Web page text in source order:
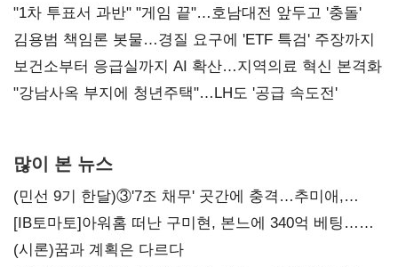
불복'
"1차 투표서 과반" "게임 끝"…호남대전 앞두고 '충돌'
김용범 책임론 봇물…경질 요구에 'ETF 특검' 주장까지
보건소부터 응급실까지 AI 확산…지역의료 혁신 본격화
"강남사옥 부지에 청년주택"…LH도 '공급 속도전'
많이 본 뉴스
(민선 9기 한달)③'7조 채무' 곳간에 충격…추미애,
20년만에 '비상재정' 선언 승부수
[IB토마토]아워홈 떠난 구미현, 본느에 340억 베팅…
가족 지배체제 구축
(시론)꿈과 계획은 다르다